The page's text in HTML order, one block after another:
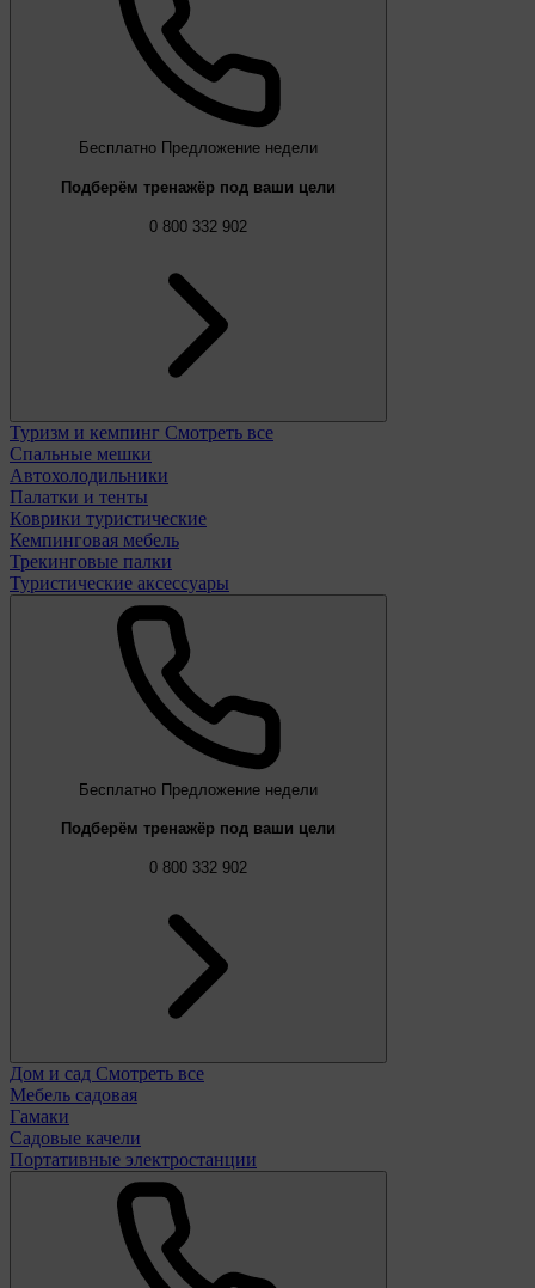
Бесплатно Предложение недели
Подберём тренажёр под ваши цели
0 800 332 902
Туризм и кемпинг Смотреть все
Спальные мешки
Автохолодильники
Палатки и тенты
Коврики туристические
Кемпинговая мебель
Трекинговые палки
Туристические аксессуары
Бесплатно Предложение недели
Подберём тренажёр под ваши цели
0 800 332 902
Дом и сад Смотреть все
Мебель садовая
Гамаки
Садовые качели
Портативные электростанции